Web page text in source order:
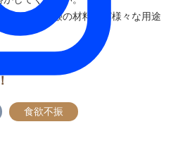
ーム、石鹸の材料など様々な用途
食欲不振